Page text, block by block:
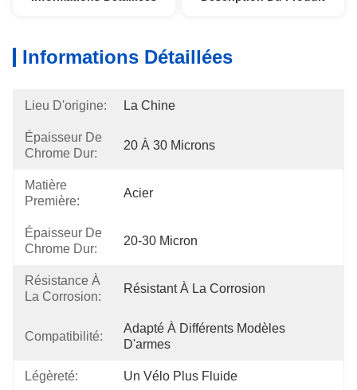
Informations Détaillées
Lieu D'origine: La Chine
Épaisseur De
Chrome Dur:
20 À 30 Microns
Matière
Première:
Acier
Épaisseur De
Chrome Dur:
20-30 Micron
Résistance À
La Corrosion:
Résistant À La Corrosion
Compatibilité:
Adapté À Différents Modèles
D'armes
Légèreté: Un Vélo Plus Fluide